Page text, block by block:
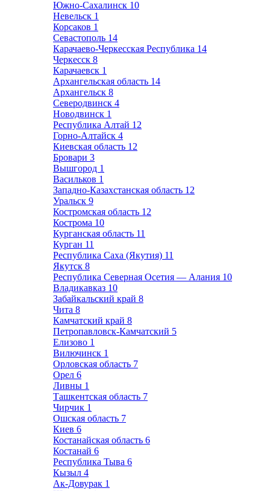
Южно-Сахалинск 10
Невельск 1
Корсаков 1
Севастополь 14
Карачаево-Черкесская Республика 14
Черкесск 8
Карачаевск 1
Архангельская область 14
Архангельск 8
Северодвинск 4
Новодвинск 1
Республика Алтай 12
Горно-Алтайск 4
Киевская область 12
Бровари 3
Вышгород 1
Васильков 1
Западно-Казахстанская область 12
Уральск 9
Костромская область 12
Кострома 10
Курганская область 11
Курган 11
Республика Саха (Якутия) 11
Якутск 8
Республика Северная Осетия — Алания 10
Владикавказ 10
Забайкальский край 8
Чита 8
Камчатский край 8
Петропавловск-Камчатский 5
Елизово 1
Вилючинск 1
Орловская область 7
Орел 6
Ливны 1
Ташкентская область 7
Чирчик 1
Ошская область 7
Киев 6
Костанайская область 6
Костанай 6
Республика Тыва 6
Кызыл 4
Ак-Довурак 1